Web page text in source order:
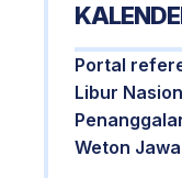
Portal
Libur
Weton